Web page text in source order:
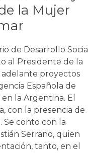
la Mujer
de Desarrollo Social
al Presidente de la
adelante proyectos
Española de
la Argentina. El
con la presencia de
Se conto con la
Serrano, quien
tanto, en el